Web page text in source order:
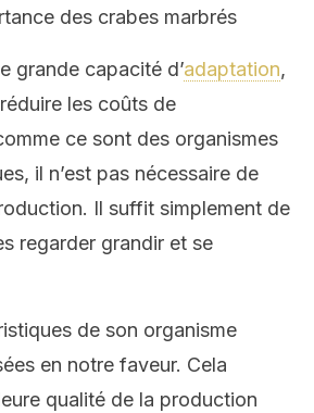
des crabes marbrés
grande capacité d’adaptation,
les coûts de
ce sont des organismes
il n’est pas nécessaire de
Il suffit simplement de
regarder grandir et se
de son organisme
en notre faveur. Cela
qualité de la production